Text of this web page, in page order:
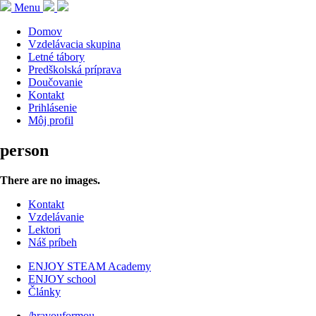
Menu
Domov
Vzdelávacia skupina
Letné tábory
Predškolská príprava
Doučovanie
Kontakt
Prihlásenie
Môj profil
person
There are no images.
Kontakt
Vzdelávanie
Lektori
Náš príbeh
ENJOY STEAM Academy
ENJOY school
Články